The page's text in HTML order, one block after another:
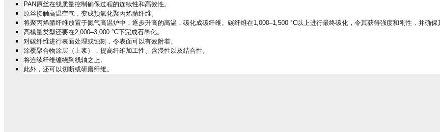
PAN原丝在线质量控制确保过程的连续性和高效性。
原丝接触高温空气，变成预氧化聚丙烯腈纤维。
将聚丙烯腈纤维放置于氮气高温炉中，逐步升高的高温，碳化成碳纤维。碳纤维在1,000–1,500 °C以上进行最终碳化，令其获得强度和刚性，并确保
高模量类型还要在2,000–3,000 °C下完成石墨化。
对碳纤维进行表面处理或蚀刻，令表面可以有效附着。
涂覆聚合物涂层（上浆），提高纤维加工性、含浸性以及结合性。
将连续纤维缠绕到线轴之上。
此外，还可以切断或研磨纤维。